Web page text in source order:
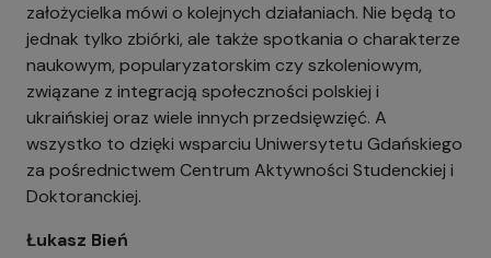
założycielka mówi o kolejnych działaniach. Nie będą to
jednak tylko zbiórki, ale także spotkania o charakterze
naukowym, popularyzatorskim czy szkoleniowym,
związane z integracją społeczności polskiej i
ukraińskiej oraz wiele innych przedsięwzięć. A
wszystko to dzięki wsparciu Uniwersytetu Gdańskiego
za pośrednictwem Centrum Aktywności Studenckiej i
Doktoranckiej.
Łukasz Bień